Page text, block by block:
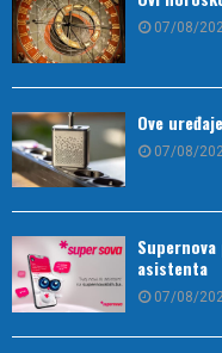
07/08/
Ove
07/08/
asistenta
07/08/